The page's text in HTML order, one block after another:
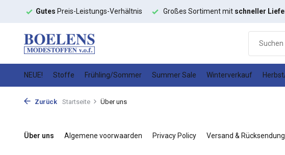
Großes Sortiment mitschneller Lieferung HochwertigeModestoffe
NEUE! Stoffe Frühling/Sommer Summer Sale Winterverkauf
Zurück Startseite Über uns
Über uns Algemene voorwaarden Privacy Policy Versand &